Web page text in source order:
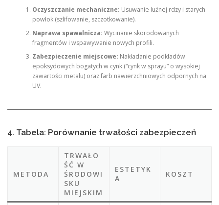
Oczyszczanie mechaniczne: Usuwanie luźnej rdzy i starych
powłok (szlifowanie, szczotkowanie).
Naprawa spawalnicza: Wycinanie skorodowanych
fragmentów i wspawywanie nowych profili.
Zabezpieczenie miejscowe: Nakładanie podkładów
epoksydowych bogatych w cynk (“cynk w sprayu” o wysokiej
zawartości metalu) oraz farb nawierzchniowych odpornych na
UV.
4. Tabela: Porównanie trwałości zabezpieczeń
METODA
TRWAŁO
ŚĆ W
ŚRODOWI
SKU
MIEJSKIM
ESTETYK
A
KOSZT